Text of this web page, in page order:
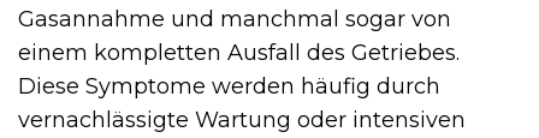
Gasannahme und manchmal sogar von
einem kompletten Ausfall des Getriebes.
Diese Symptome werden häufig durch
vernachlässigte Wartung oder intensiven